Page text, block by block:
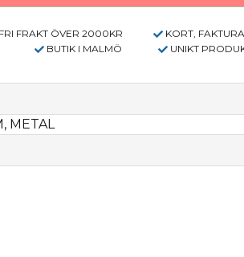
FRI FRAKT ÖVER 2000KR
KORT,
BUTIK I MALMÖ UNIKT
METAL